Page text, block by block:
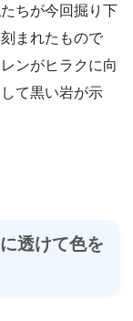
ちが今回掘り下
まれたもので
ンがヒラクに向
て黒い岩が示
透けて色を